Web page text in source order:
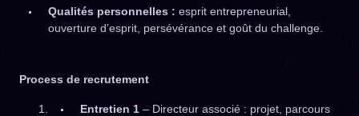
Qualités personnelles : esprit entrepreneurial,
ouverture d’esprit, persévérance et goût du challenge.
Process de recrutement
Entretien 1 – Directeur associé : projet, parcours